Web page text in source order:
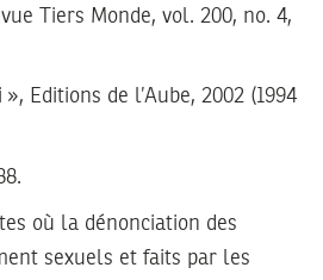
Tiers Monde, vol. 200, no. 4,
Editions de l’Aube, 2002 (1994
où la dénonciation des
sexuels et faits par les